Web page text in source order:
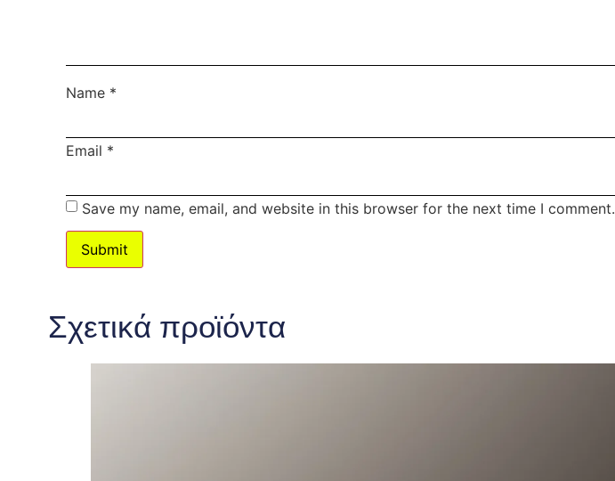
Name *
Email *
Save my name, email, and website in this browser for the next time I comment.
Σχετικά προϊόντα